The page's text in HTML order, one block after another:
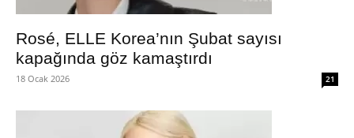
Rosé, ELLE Korea’nın Şubat sayısı
kapağında göz kamaştırdı
18 Ocak 2026 21